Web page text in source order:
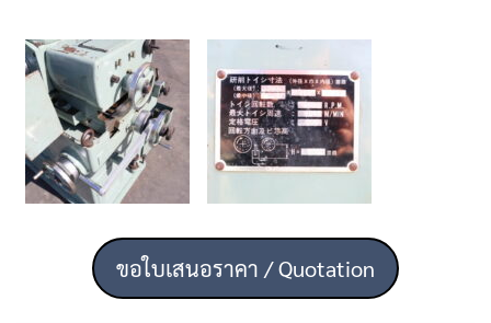
ขอใบเสนอราคา / Quotation